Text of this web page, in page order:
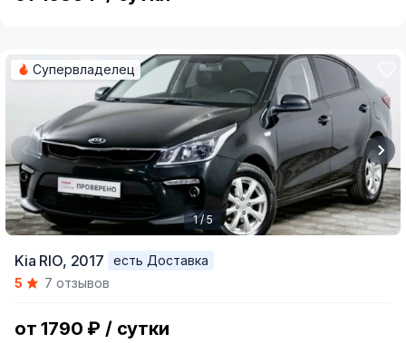
of
Супервладелец
1 / 5
Kia RIO, 2017
есть Доставка
5
7 отзывов
от 1790 ₽ / сутки